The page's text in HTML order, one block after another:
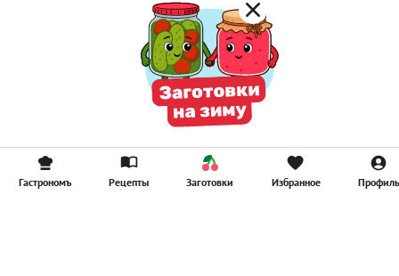
Гастрономъ Рецепты Заготовки Избранное Профиль